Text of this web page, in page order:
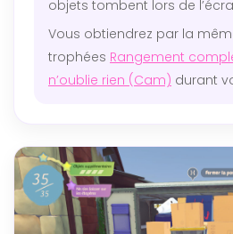
objets tombent lors de
Vous obtiendrez par la
trophées Rangement
n’oublie rien (Cam) durant